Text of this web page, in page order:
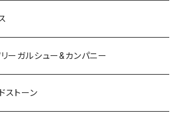
ーガルシュー&カンパニー
トーン